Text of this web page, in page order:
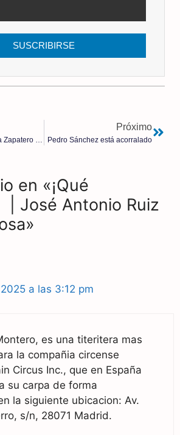
SUSCRIBIRSE
Próximo
Pedro Sánchez está acorralado
en «¡Qué
| José Antonio Ruiz
a las 3:12 pm
es una titeritera mas
la compañia circense
Circus Inc., que en España
su carpa de forma
la siguiente ubicacion: Av.
s/n, 28071 Madrid.